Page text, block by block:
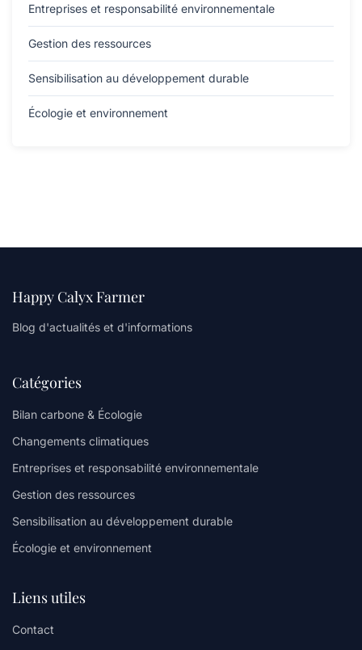
Entreprises et responsabilité environnementale
Gestion des ressources
Sensibilisation au développement durable
Écologie et environnement
Happy Calyx Farmer
Blog d'actualités et d'informations
Catégories
Bilan carbone & Écologie
Changements climatiques
Entreprises et responsabilité environnementale
Gestion des ressources
Sensibilisation au développement durable
Écologie et environnement
Liens utiles
Contact